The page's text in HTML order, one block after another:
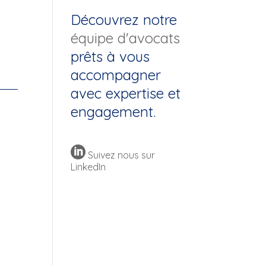
Découvrez notre
équipe d'avocats
prêts à vous
accompagner
avec expertise et
engagement.
 Suivez nous sur
LinkedIn